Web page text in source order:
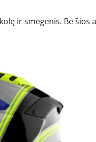
ir smegenis. Be